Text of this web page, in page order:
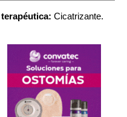
Cicatrizante.